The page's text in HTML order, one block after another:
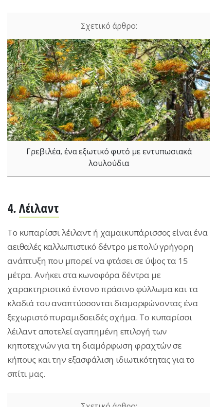
Γρεβιλέα, ένα εξωτικό φυτό με εντυπωσιακά
λουλούδια
4. Λέιλαντ
Το κυπαρίσσι λέιλαντ ή χαμαικυπάρισσος είναι ένα
αειθαλές καλλωπιστικό δέντρο με πολύ γρήγορη
ανάπτυξη που μπορεί να φτάσει σε ύψος τα 15
μέτρα. Ανήκει στα κωνοφόρα δέντρα με
χαρακτηριστικό έντονο πράσινο φύλλωμα και τα
κλαδιά του αναπτύσσονται διαμορφώνοντας ένα
ξεχωριστό πυραμιδοειδές σχήμα. Το κυπαρίσσι
λέιλαντ αποτελεί αγαπημένη επιλογή των
κηποτεχνών για τη διαμόρφωση φραχτών σε
κήπους και την εξασφάλιση ιδιωτικότητας για το
σπίτι μας.